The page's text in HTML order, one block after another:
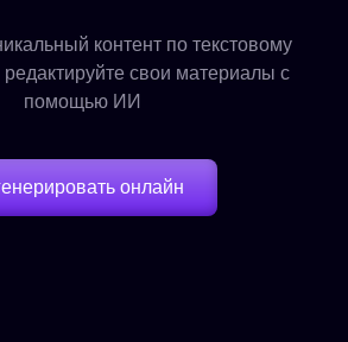
контент по текстовому
свои материалы с
помощью ИИ
онлайн